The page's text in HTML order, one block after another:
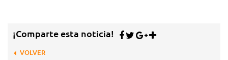
¡Comparte esta noticia!
VOLVER